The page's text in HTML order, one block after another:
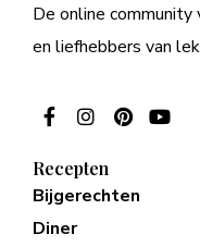
De online
en liefhebbers van
Recepten
Bijgerechten
Diner